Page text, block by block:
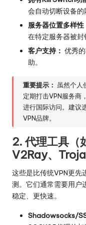
会自动切断设备的
服务器位置多样性
在特定服务器被封
客户支持： 优秀
助。
重要提示： 虽然个人
定期打击VPN服务商
进行国际访问。建议
VPN品牌。
2. 代理工具（
V2Ray、
这些是比传统VPN更先
测。它们通常需要用户
稳定、更快速。
Shadowsocks/